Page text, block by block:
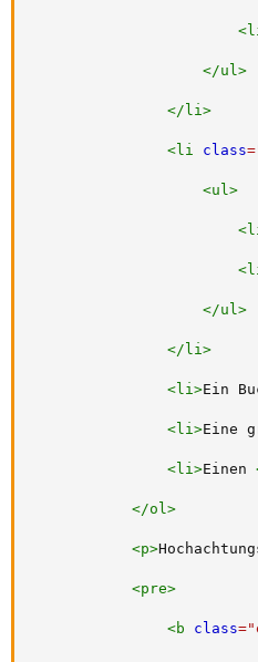
<
</ul>
</ li>
<li class=
<ul>
<
<
</ul>
</ li>
<li>Ein
<li>Eine
<li>Einen
</ol>
<p>
<pre>
<b class="